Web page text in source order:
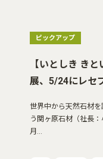
ピックアップ
【いとしき き
展、5/24にレセ
世界中から天然石材
う関ヶ原石材（社長
月…